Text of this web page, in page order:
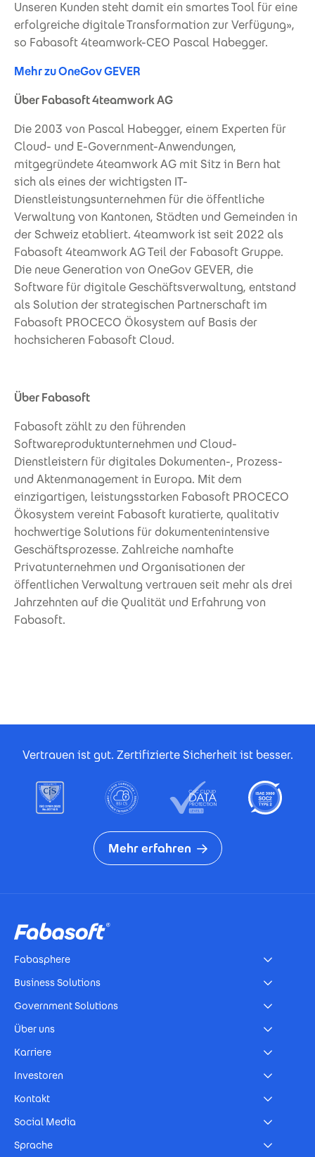
Unseren Kunden steht damit ein smartes Tool für eine
erfolgreiche digitale Transformation zur Verfügung»,
so Fabasoft 4teamwork-CEO Pascal Habegger.
Mehr zu OneGov GEVER
Über Fabasoft 4teamwork AG
Die 2003 von Pascal Habegger, einem Experten für
Cloud- und E-Government-Anwendungen,
mitgegründete 4teamwork AG mit Sitz in Bern hat
sich als eines der wichtigsten IT-
Dienstleistungsunternehmen für die öffentliche
Verwaltung von Kantonen, Städten und Gemeinden in
der Schweiz etabliert. 4teamwork ist seit 2022 als
Fabasoft 4teamwork AG Teil der Fabasoft Gruppe.
Die neue Generation von OneGov GEVER, die
Software für digitale Geschäftsverwaltung, entstand
als Solution der strategischen Partnerschaft im
Fabasoft PROCECO Ökosystem auf Basis der
hochsicheren Fabasoft Cloud.
Über Fabasoft
Fabasoft zählt zu den führenden
Softwareproduktunternehmen und Cloud-
Dienstleistern für digitales Dokumenten-, Prozess-
und Aktenmanagement in Europa. Mit dem
einzigartigen, leistungsstarken Fabasoft PROCECO
Ökosystem vereint Fabasoft kuratierte, qualitativ
hochwertige Solutions für dokumentenintensive
Geschäftsprozesse. Zahlreiche namhafte
Privatunternehmen und Organisationen der
öffentlichen Verwaltung vertrauen seit mehr als drei
Jahrzehnten auf die Qualität und Erfahrung von
Fabasoft.
Vertrauen ist gut. Zertifizierte Sicherheit ist besser.
Mehr erfahren
Fabasphere
Business Solutions
Government Solutions
Über uns
Karriere
Investoren
Kontakt
Social Media
Sprache